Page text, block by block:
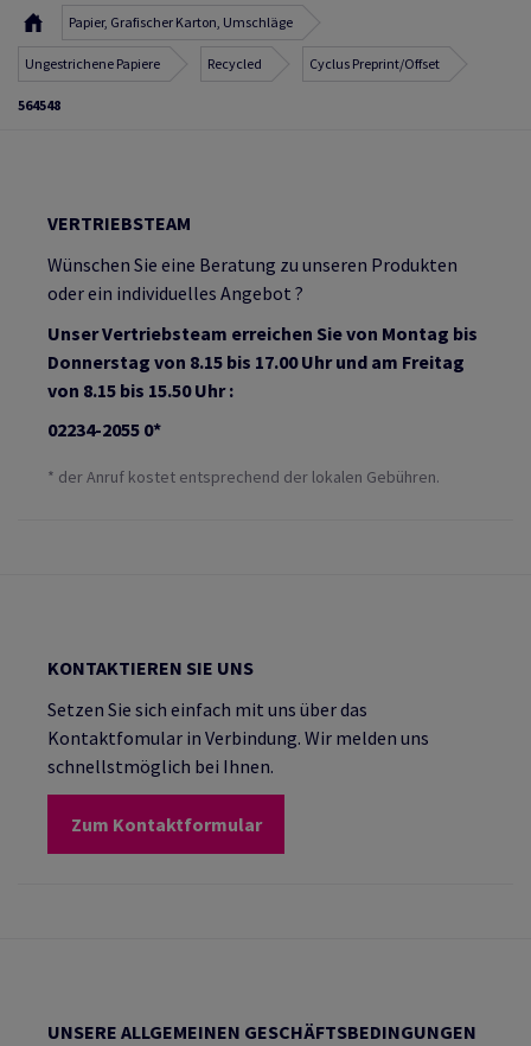
Papier, Grafischer Karton, Umschläge
Ungestrichene Papiere Recycled Cyclus Preprint/Offset
564548
VERTRIEBSTEAM
Wünschen Sie eine Beratung zu unseren Produkten
oder ein individuelles Angebot ?
Unser Vertriebsteam erreichen Sie von Montag bis
Donnerstag von 8.15 bis 17.00 Uhr und am Freitag
von 8.15 bis 15.50 Uhr :
02234-2055 0*
* der Anruf kostet entsprechend der lokalen Gebühren.
KONTAKTIEREN SIE UNS
Setzen Sie sich einfach mit uns über das
Kontaktfomular in Verbindung. Wir melden uns
schnellstmöglich bei Ihnen.
Zum Kontaktformular
UNSERE ALLGEMEINEN GESCHÄFTSBEDINGUNGEN